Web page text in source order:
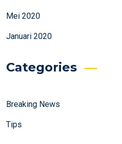
Mei 2020
Januari 2020
Categories
Breaking News
Tips